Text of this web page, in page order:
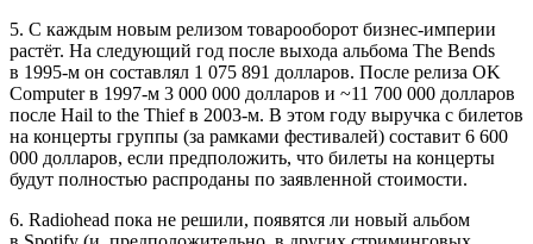
5. С каждым новым релизом товарооборот бизнес‑империи
растёт. На следующий год после выхода альбома The Bends
в 1995-м он составлял 1 075 891 долларов. После релиза OK
Computer в 1997-м 3 000 000 долларов и ~11 700 000 долларов
после Hail to the Thief в 2003-м. В этом году выручка с билетов
на концерты группы (за рамками фестивалей) составит 6 600
000 долларов, если предположить, что билеты на концерты
будут полностью распроданы по заявленной стоимости.
6. Radiohead пока не решили, появятся ли новый альбом